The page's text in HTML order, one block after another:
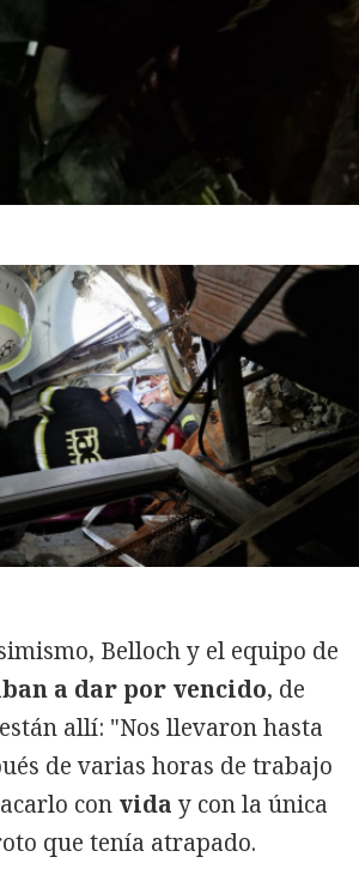
Belloch y el equipo de
a dar por vencido, de
allí: "Nos llevaron hasta
de varias horas de trabajo
con vida y con la única
que tenía atrapado.